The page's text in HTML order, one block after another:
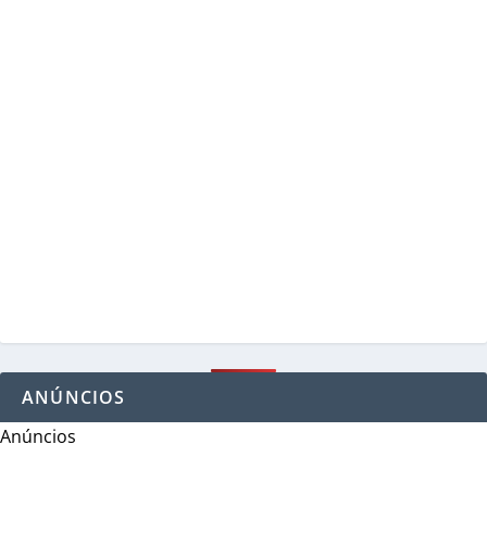
ANÚNCIOS
Anúncios